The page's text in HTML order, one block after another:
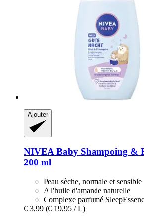
Ajouter
NIVEABaby Shampoing &
200 ml
Peau sèche, normale et sensible
A l'huile d'amande naturelle
Complexe parfumé
€ 3,99 (€ 19,95 / L)